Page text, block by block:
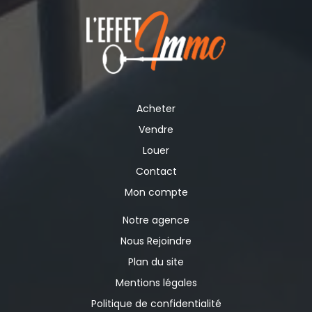
Acheter
Vendre
Louer
Contact
Mon compte
Notre agence
Nous Rejoindre
Plan du site
Mentions légales
Politique de confidentialité